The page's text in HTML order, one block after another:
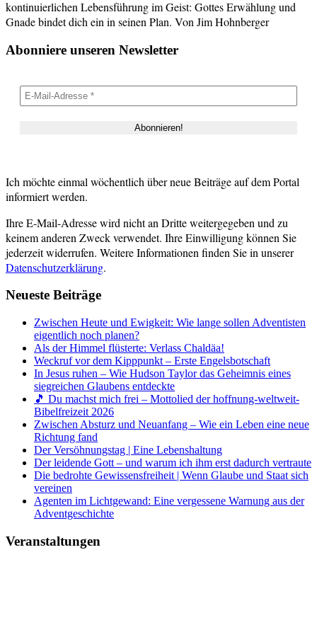
kontinuierlichen Lebensführung im Geist: Gottes Erwählung und
Gnade bindet dich ein in seinen Plan. Von Jim Hohnberger
Abonniere unseren Newsletter
Ich möchte einmal wöchentlich über neue Beiträge auf dem Portal
informiert werden.
Ihre E-Mail-Adresse wird nicht an Dritte weitergegeben und zu
keinem anderen Zweck verwendet. Ihre Einwilligung können Sie
jederzeit widerrufen. Weitere Informationen finden Sie in unserer
Datenschutzerklärung.
Neueste Beiträge
Zwischen Heute und Ewigkeit: Wie lange sollen Adventisten
eigentlich noch planen?
Als der Himmel flüsterte: Verlass Chaldäa!
Weckruf vor dem Kipppunkt – Erste Engelsbotschaft
In Jesus ruhen – Wie Hudson Taylor das Geheimnis eines
siegreichen Glaubens entdeckte
🎵 Du machst mich frei – Mottolied der hoffnung-weltweit-
Bibelfreizeit 2026
Zwischen Absturz und Neuanfang – Wie ein Leben eine neue
Richtung fand
Der Versöhnungstag | Eine Lebenshaltung
Der leidende Gott – und warum ich ihm erst dadurch vertraute
Die bedrohte Gewissensfreiheit | Wenn Glaube und Staat sich
vereinen
Agenten im Lichtgewand: Eine vergessene Warnung aus der
Adventgeschichte
Veranstaltungen